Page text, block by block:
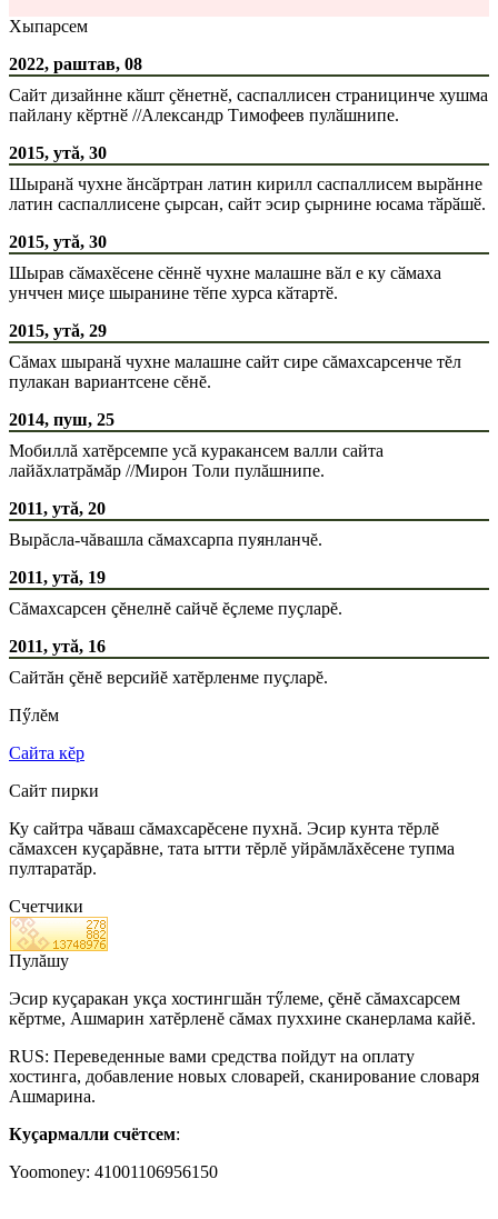
Хыпарсем
2022, раштав, 08
Сайт дизайнне кӑшт ҫӗнетнӗ, саспаллисен страницинче хушма
пайлану кӗртнӗ //Александр Тимофеев пулӑшнипе.
2015, утă, 30
Шыранӑ чухне ӑнсӑртран латин кирилл саспаллисем вырӑнне
латин саспаллисене ҫырсан, сайт эсир ҫырнине юсама тӑрӑшӗ.
2015, утă, 30
Шырав сӑмахӗсене сӗннӗ чухне малашне вӑл е ку сӑмаха
унччен миҫе шыранине тӗпе хурса кӑтартӗ.
2015, утă, 29
Сăмах шыранӑ чухне малашне сайт сире сăмахсарсенче тĕл
пулакан вариантсене сĕнĕ.
2014, пуш, 25
Мобиллă хатĕрсемпе усă куракансем валли сайта
лайăхлатрăмăр //Мирон Толи пулăшнипе.
2011, утă, 20
Вырăсла-чăвашла сăмахсарпа пуянланчĕ.
2011, утă, 19
Сăмахсарсен çĕнелнĕ сайчĕ ĕçлеме пуçларĕ.
2011, утă, 16
Сайтăн çĕнĕ версийĕ хатĕрленме пуçларĕ.
Пӳлĕм
Сайта кĕр
Сайт пирки
Ку сайтра чăваш сăмахсарĕсене пухнă. Эсир кунта тĕрлĕ
сăмахсен куçарăвне, тата ытти тĕрлĕ уйрăмлăхĕсене тупма
пултаратăр.
Счетчики
Пулăшу
Эсир куçаракан укçа хостингшăн тӳлеме, çĕнĕ сăмахсарсем
кĕртме, Ашмарин хатĕрленĕ сăмах пуххине сканерлама кайĕ.
RUS: Переведенные вами средства пойдут на оплату
хостинга, добавление новых словарей, сканирование словаря
Ашмарина.
Куçармалли счётсем:
Yoomoney: 41001106956150